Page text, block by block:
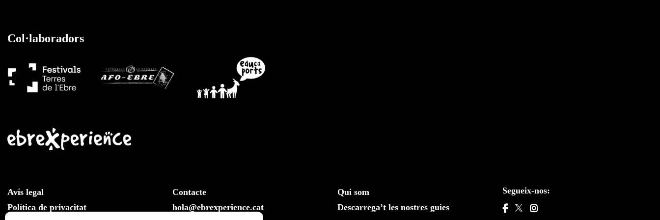
Col·laboradors
Avís legal
Política de privacitat
Contacte
hola@ebrexperience.cat
Qui som
Descarrega’t les nostres guies
Segueix-nos: